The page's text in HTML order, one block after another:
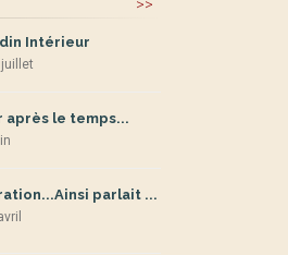
>>
Intérieur
après le temps...
parlait ...